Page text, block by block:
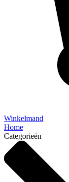
Winkelmand
Home
Categorieën